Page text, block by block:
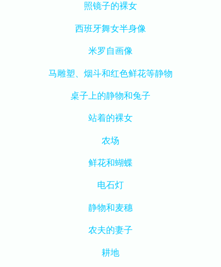
照镜子的裸女
西班牙舞女半身像
米罗自画像
马雕塑、烟斗和红色鲜花等静物
桌子上的静物和兔子
站着的裸女
农场
鲜花和蝴蝶
电石灯
静物和麦穗
农夫的妻子
耕地